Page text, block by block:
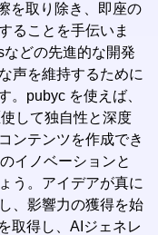
を取り除き、即座の
ることを手伝いま
どの先進的な開発
声を維持するために
。pubyc を使えば、
して独自性と深度
ンテンツを作成でき
イノベーションと
う。アイデアが真に
、影響力の獲得を始
取得し、AIジェネレ